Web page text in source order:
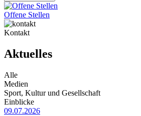
Offene Stellen
Kontakt
Aktuelles
Alle
Medien
Sport, Kultur und Gesellschaft
Einblicke
09.07.2026